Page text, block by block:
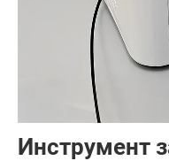
Инструмент